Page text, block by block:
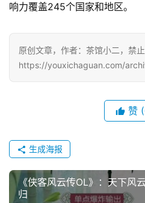
响力覆盖245个国家和地区。
原创文章，作者：茶馆小二，禁止
https://youxichaguan.com/
赞
生成海报
《侠客风云传OL》：天下风
归